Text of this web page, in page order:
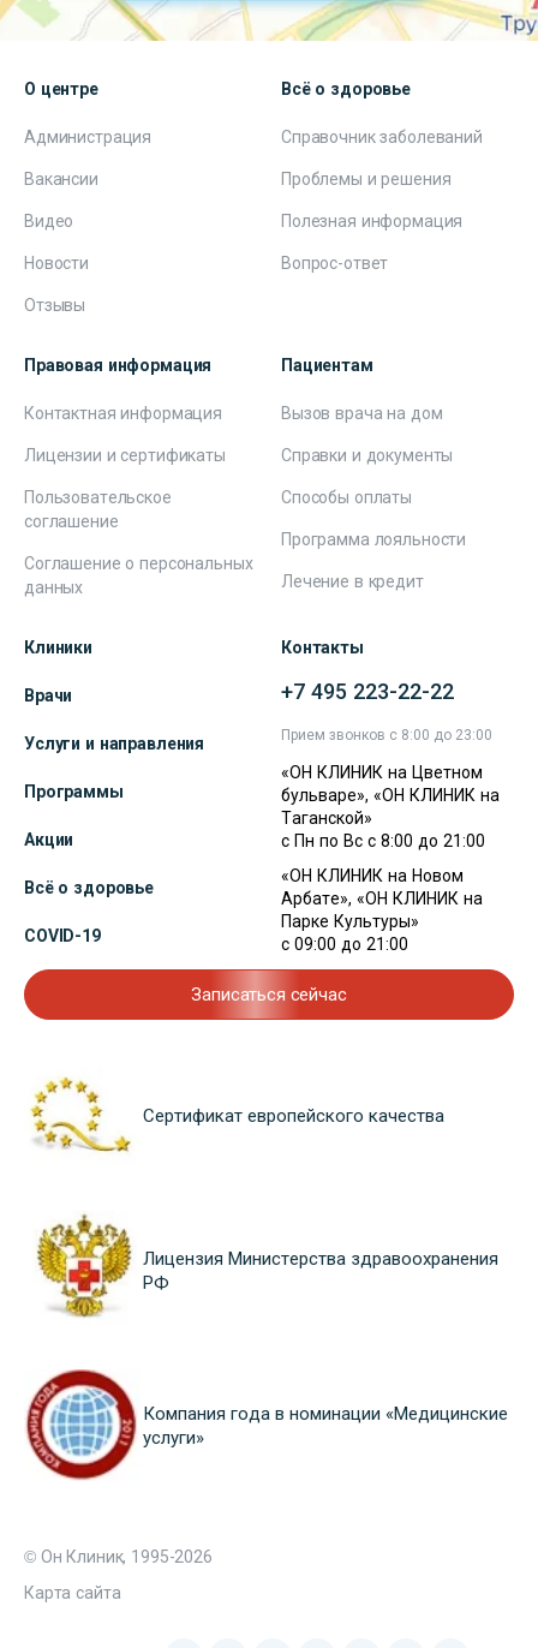
О центре
Администрация
Вакансии
Видео
Новости
Отзывы
Всё о здоровье
Справочник заболеваний
Проблемы и решения
Полезная информация
Вопрос-ответ
Правовая информация
Контактная информация
Лицензии и сертификаты
Пользовательское
соглашение
Соглашение о персональных
данных
Пациентам
Вызов врача на дом
Справки и документы
Способы оплаты
Программа лояльности
Лечение в кредит
Клиники
Врачи
Услуги и направления
Программы
Акции
Всё о здоровье
COVID-19
Контакты
+7 495 223-22-22
Прием звонков с 8:00 до 23:00
«ОН КЛИНИК на Цветном
бульваре», «ОН КЛИНИК на
Таганской»
с Пн по Вс с 8:00 до 21:00
«ОН КЛИНИК на Новом
Арбате», «ОН КЛИНИК на
Парке Культуры»
с 09:00 до 21:00
Записаться сейчас
Сертификат европейского качества
Лицензия Министерства здравоохранения
РФ
Компания года в номинации «Медицинские
услуги»
© Он Клиник, 1995-2026
Карта сайта